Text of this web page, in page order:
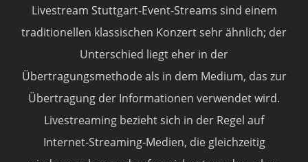
Livestream Stuttgart-Event-Streams sind einem
traditionellen klassischen Konzert sehr ähnlich; der
Unterschied liegt eher in der
Übertragungsmethode als in dem Medium, das zur
Übertragung der Informationen verwendet wird.
Livestreaming bezieht sich in der Regel auf
Internet-Streaming-Medien, die gleichzeitig